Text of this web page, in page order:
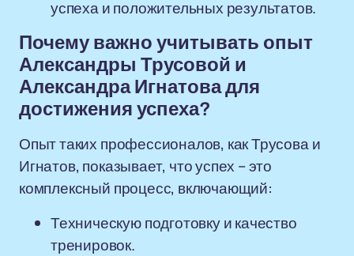
успеха и положительных результатов.
Почему важно учитывать опыт
Александры Трусовой и
Александра Игнатова для
достижения успеха?
Опыт таких профессионалов, как Трусова и
Игнатов, показывает, что успех – это
комплексный процесс, включающий:
Техническую подготовку и качество
тренировок.